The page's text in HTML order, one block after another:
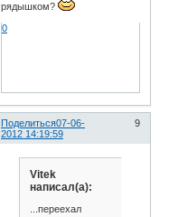
рядышком?
0
Поделиться 9
07-06-
2012 14:19:59
Vitek
написал(а):
...переехал